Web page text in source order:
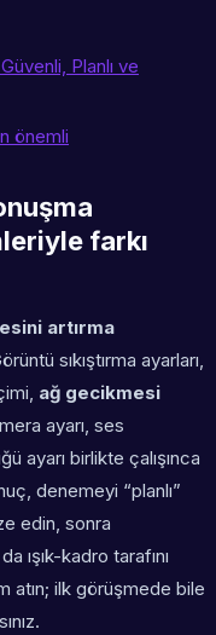
Planlı ve
önemli
farkı
artırma
sıkıştırma ayarları,
ağ gecikmesi
ayarı, ses
ayarı birlikte çalışınca
denemeyi “planlı”
edin, sonra
ışık-kadro tarafını
atın; ilk görüşmede bile